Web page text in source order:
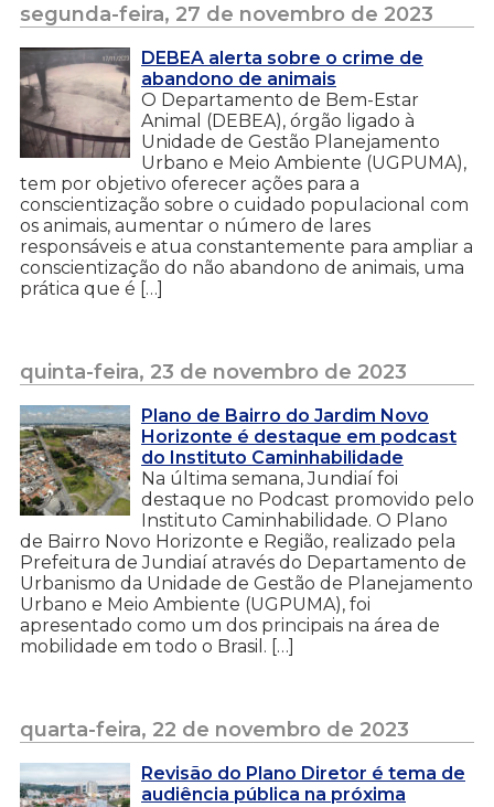
segunda-feira, 27 de novembro de 2023
DEBEA alerta sobre o crime de
abandono de animais
O Departamento de Bem-Estar
Animal (DEBEA), órgão ligado à
Unidade de Gestão Planejamento
Urbano e Meio Ambiente (UGPUMA),
tem por objetivo oferecer ações para a
conscientização sobre o cuidado populacional com
os animais, aumentar o número de lares
responsáveis e atua constantemente para ampliar a
conscientização do não abandono de animais, uma
prática que é […]
quinta-feira, 23 de novembro de 2023
Plano de Bairro do Jardim Novo
Horizonte é destaque em podcast
do Instituto Caminhabilidade
Na última semana, Jundiaí foi
destaque no Podcast promovido pelo
Instituto Caminhabilidade. O Plano
de Bairro Novo Horizonte e Região, realizado pela
Prefeitura de Jundiaí através do Departamento de
Urbanismo da Unidade de Gestão de Planejamento
Urbano e Meio Ambiente (UGPUMA), foi
apresentado como um dos principais na área de
mobilidade em todo o Brasil. […]
quarta-feira, 22 de novembro de 2023
Revisão do Plano Diretor é tema de
audiência pública na próxima